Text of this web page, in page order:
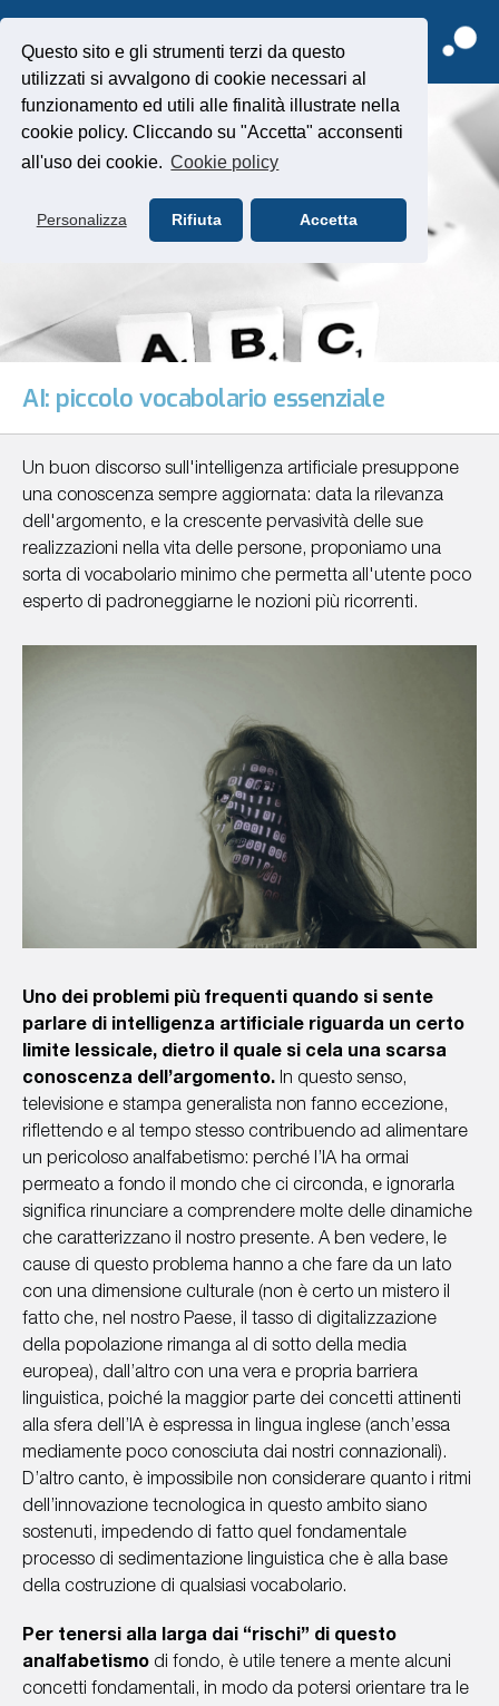
Questo sito e gli strumenti terzi da questo
utilizzati si avvalgono di cookie necessari al
funzionamento ed utili alle finalità illustrate nella
cookie policy. Cliccando su "Accetta" acconsenti
all'uso dei cookie. Cookie policy
Personalizza Rifiuta Accetta
i
nostri
Scopri
i
nostri
servizi
SFIDE.
A
IL
Chi ci
ha
scelto
CHI
TANTI
UN
SOLO
IL TUO
A NOI
TUA
Invia
il
tuo
CV
AD
AI: piccolo vocabolario essenziale
Un buon discorso sull'intelligenza artificiale presuppone
una conoscenza sempre aggiornata: data la rilevanza
dell'argomento, e la crescente pervasività delle sue
realizzazioni nella vita delle persone, proponiamo una
sorta di vocabolario minimo che permetta all'utente poco
esperto di padroneggiarne le nozioni più ricorrenti.
Uno dei problemi più frequenti quando si sente
parlare di intelligenza artificiale riguarda un certo
limite lessicale, dietro il quale si cela una scarsa
conoscenza dell’argomento. In questo senso,
televisione e stampa generalista non fanno eccezione,
riflettendo e al tempo stesso contribuendo ad alimentare
un pericoloso analfabetismo: perché l’IA ha ormai
permeato a fondo il mondo che ci circonda, e ignorarla
significa rinunciare a comprendere molte delle dinamiche
che caratterizzano il nostro presente. A ben vedere, le
cause di questo problema hanno a che fare da un lato
con una dimensione culturale (non è certo un mistero il
fatto che, nel nostro Paese, il tasso di digitalizzazione
della popolazione rimanga al di sotto della media
europea), dall’altro con una vera e propria barriera
linguistica, poiché la maggior parte dei concetti attinenti
alla sfera dell’IA è espressa in lingua inglese (anch’essa
mediamente poco conosciuta dai nostri connazionali).
D’altro canto, è impossibile non considerare quanto i ritmi
dell’innovazione tecnologica in questo ambito siano
sostenuti, impedendo di fatto quel fondamentale
processo di sedimentazione linguistica che è alla base
della costruzione di qualsiasi vocabolario.
Per tenersi alla larga dai “rischi” di questo
analfabetismo di fondo, è utile tenere a mente alcuni
concetti fondamentali, in modo da potersi orientare tra le